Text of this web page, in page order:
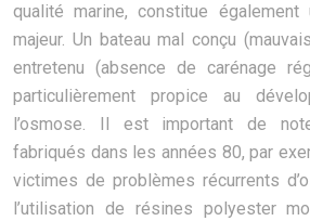
qualité marine, constitue également
majeur. Un bateau mal conçu
entretenu (absence de carénage
particulièrement propice au
l’osmose. Il est important de
fabriqués dans les années 80, par
victimes de problèmes récurrents
l’utilisation de résines polyester